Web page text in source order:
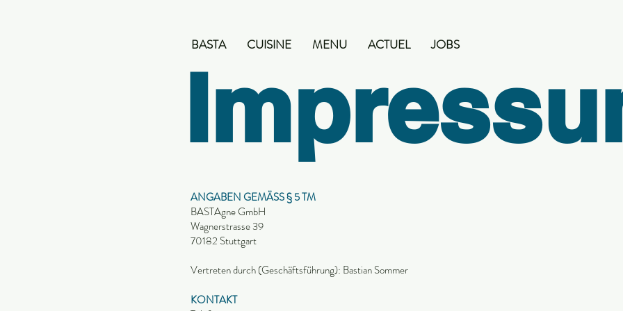
BASTA CUISINE MENU ACTUEL JOBS
ANGABEN GEMÄSS § 5 TM
BASTAgne GmbH
Wagnerstrasse 39
70182 Stuttgart
Vertreten durch (Geschäftsführung): Bastian Sommer
KONTAKT